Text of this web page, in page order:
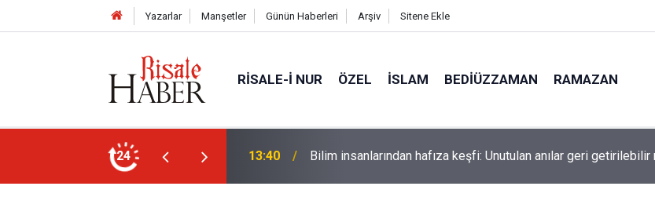
Yazarlar Manşetler Günün Haberleri Arşiv Sitene Ekle
RISALE-I NUR ÖZEL İSLAM BEDIÜZZAMAN RAMAZAN
24
anılar geri getirilebilir mi? 13:00 Katil israil, Dr. Ebu Safiyye’yi işkence ile öldürecek